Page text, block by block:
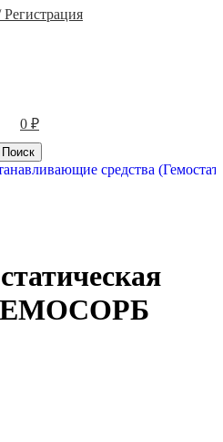
0 ₽
Поиск
средства